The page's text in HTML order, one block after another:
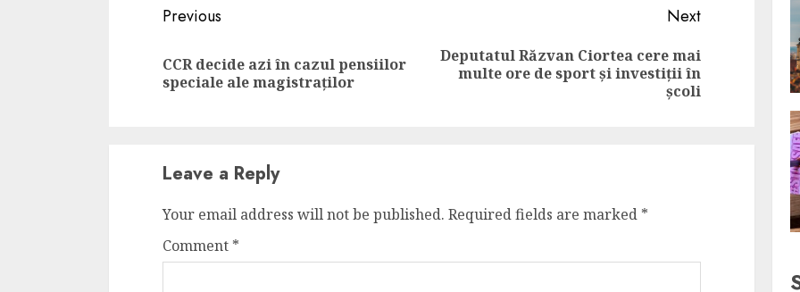
Continue
Reading
Previous
Previous
CCR decide azi în cazul pensiilor
speciale ale magistraților
Next
Next
Deputatul Răzvan Ciortea cere mai
multe ore de sport și investiții în
școli
Leave a Reply
Your email address will not be published. Required fields are marked *
Comment *